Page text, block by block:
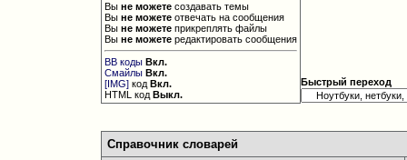
Выне можете создавать темы
Выне можете отвечать на сообщения
Выне можете прикреплять файлы
Выне можете редактировать сообщения
BB коды Вкл.
Смайлы Вкл.
[IMG] кодВкл.
HTML кодВыкл.
Быстрый переход
Справочник словарей